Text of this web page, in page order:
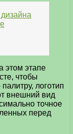
этом этапе
чтобы
логотип
внешний вид
точное
перед